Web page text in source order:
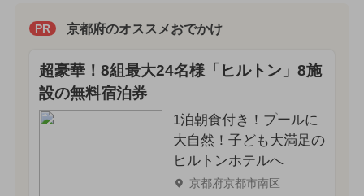
PR 京都府のオススメおでかけ
超豪華！8組最大24名様「ヒルトン」8施
設の無料宿泊券
1泊朝食付き！プールに
大自然！子ども大満足の
ヒルトンホテルへ
京都府京都市南区